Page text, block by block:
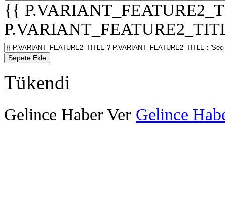
{{
Sepete Ekle
Tükendi
Gelince Haber Ver Gelince